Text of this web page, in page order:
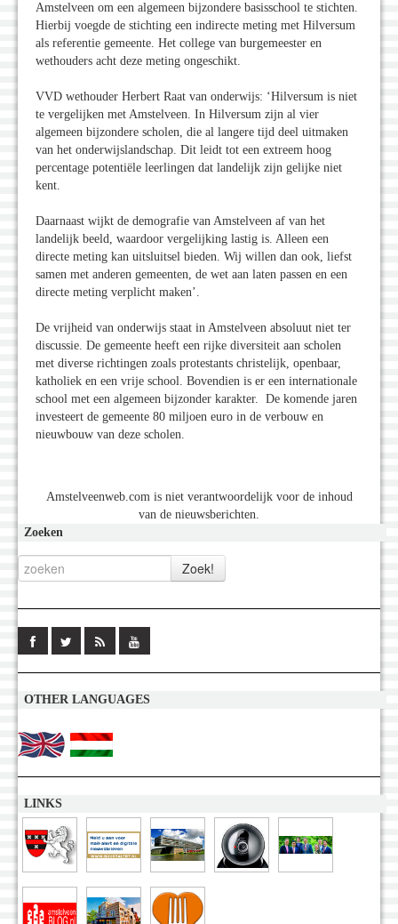
Amstelveen om een algemeen bijzondere basisschool te stichten.
Hierbij voegde de stichting een indirecte meting met Hilversum
als referentie gemeente. Het college van burgemeester en
wethouders acht deze meting ongeschikt.
VVD wethouder Herbert Raat van onderwijs: ‘Hilversum is niet
te vergelijken met Amstelveen. In Hilversum zijn al vier
algemeen bijzondere scholen, die al langere tijd deel uitmaken
van het onderwijslandschap. Dit leidt tot een extreem hoog
percentage potentiële leerlingen dat landelijk zijn gelijke niet
kent.
Daarnaast wijkt de demografie van Amstelveen af van het
landelijk beeld, waardoor vergelijking lastig is. Alleen een
directe meting kan uitsluitsel bieden. Wij willen dan ook, liefst
samen met anderen gemeenten, de wet aan laten passen en een
directe meting verplicht maken’.
De vrijheid van onderwijs staat in Amstelveen absoluut niet ter
discussie. De gemeente heeft een rijke diversiteit aan scholen
met diverse richtingen zoals protestants christelijk, openbaar,
katholiek en een vrije school. Bovendien is er een internationale
school met een algemeen bijzonder karakter. De komende jaren
investeert de gemeente 80 miljoen euro in de verbouw en
nieuwbouw van deze scholen.
Amstelveenweb.com is niet verantwoordelijk voor de inhoud
van de nieuwsberichten.
Zoeken
OTHER LANGUAGES
LINKS